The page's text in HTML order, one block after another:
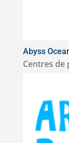
Abyss
Centres de